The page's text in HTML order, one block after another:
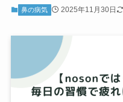
鼻の病気 2025年11月30日